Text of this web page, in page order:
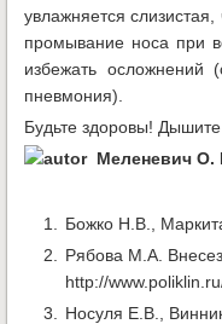
увлажняется
промывание носа при
избежать осложнений
пневмония).
Будьте здоровы!
Меленевич О.
Божко Н.В.,
Рябова М.А.
http://
Носуля Е.В.,